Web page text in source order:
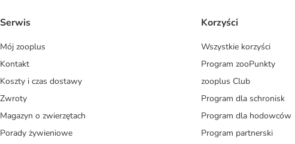
Serwis
Mój zooplus
Kontakt
Koszty i czas dostawy
Zwroty
Magazyn o zwierzętach
Porady żywieniowe
Korzyści
Wszystkie korzyści
Program zooPunkty
zooplus Club
Program dla schronisk
Program dla hodowców
Program partnerski